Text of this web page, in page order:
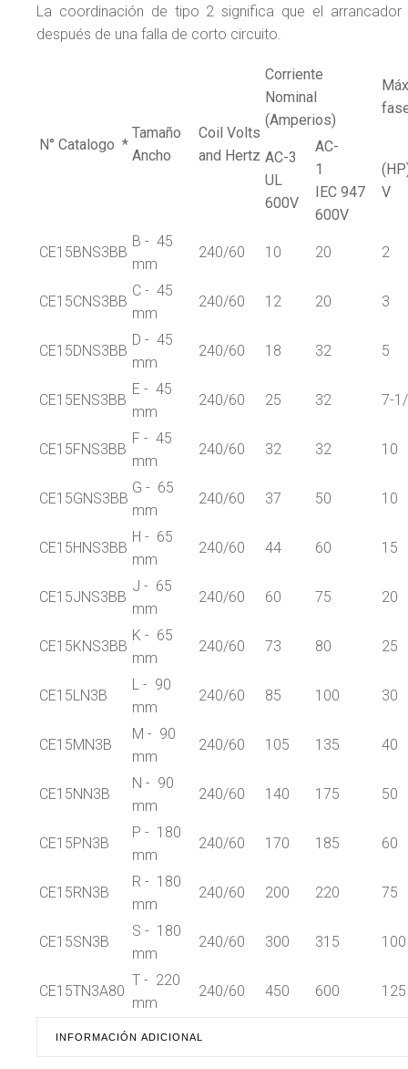
La coordinación de tipo 2 significa que el
después de una falla de corto circuito.
N° Catalogo *
Tamaño
Ancho
Coil Volts
and Hertz
Corriente
Nominal
(Amperios)
AC-3
UL
600V
AC-
1
IEC 947
600V
V
CE15BNS3BB
B - 45
mm
240/60 10 20 2
CE15CNS3BB
C - 45
mm
240/60 12 20 3
CE15DNS3BB
D - 45
mm
240/60 18 32 5
CE15ENS3BB
E - 45
mm
240/60 25 32 7-
CE15FNS3BB
F - 45
mm
240/60 32 32 10
CE15GNS3BB
G - 65
mm
240/60 37 50 10
CE15HNS3BB
H - 65
mm
240/60 44 60 15
CE15JNS3BB
J - 65
mm
240/60 60 75 20
CE15KNS3BB
K - 65
mm
240/60 73 80 25
CE15LN3B
L - 90
mm
240/60 85 100 30
CE15MN3B
M - 90
mm
240/60 105 135 40
CE15NN3B
N - 90
mm
240/60 140 175 50
CE15PN3B
P - 180
mm
240/60 170 185 60
CE15RN3B
R - 180
mm
240/60 200 220 75
CE15SN3B
S - 180
mm
240/60 300 315 100
CE15TN3A80
T - 220
mm
240/60 450 600 125
INFORMACIÓN ADICIONAL